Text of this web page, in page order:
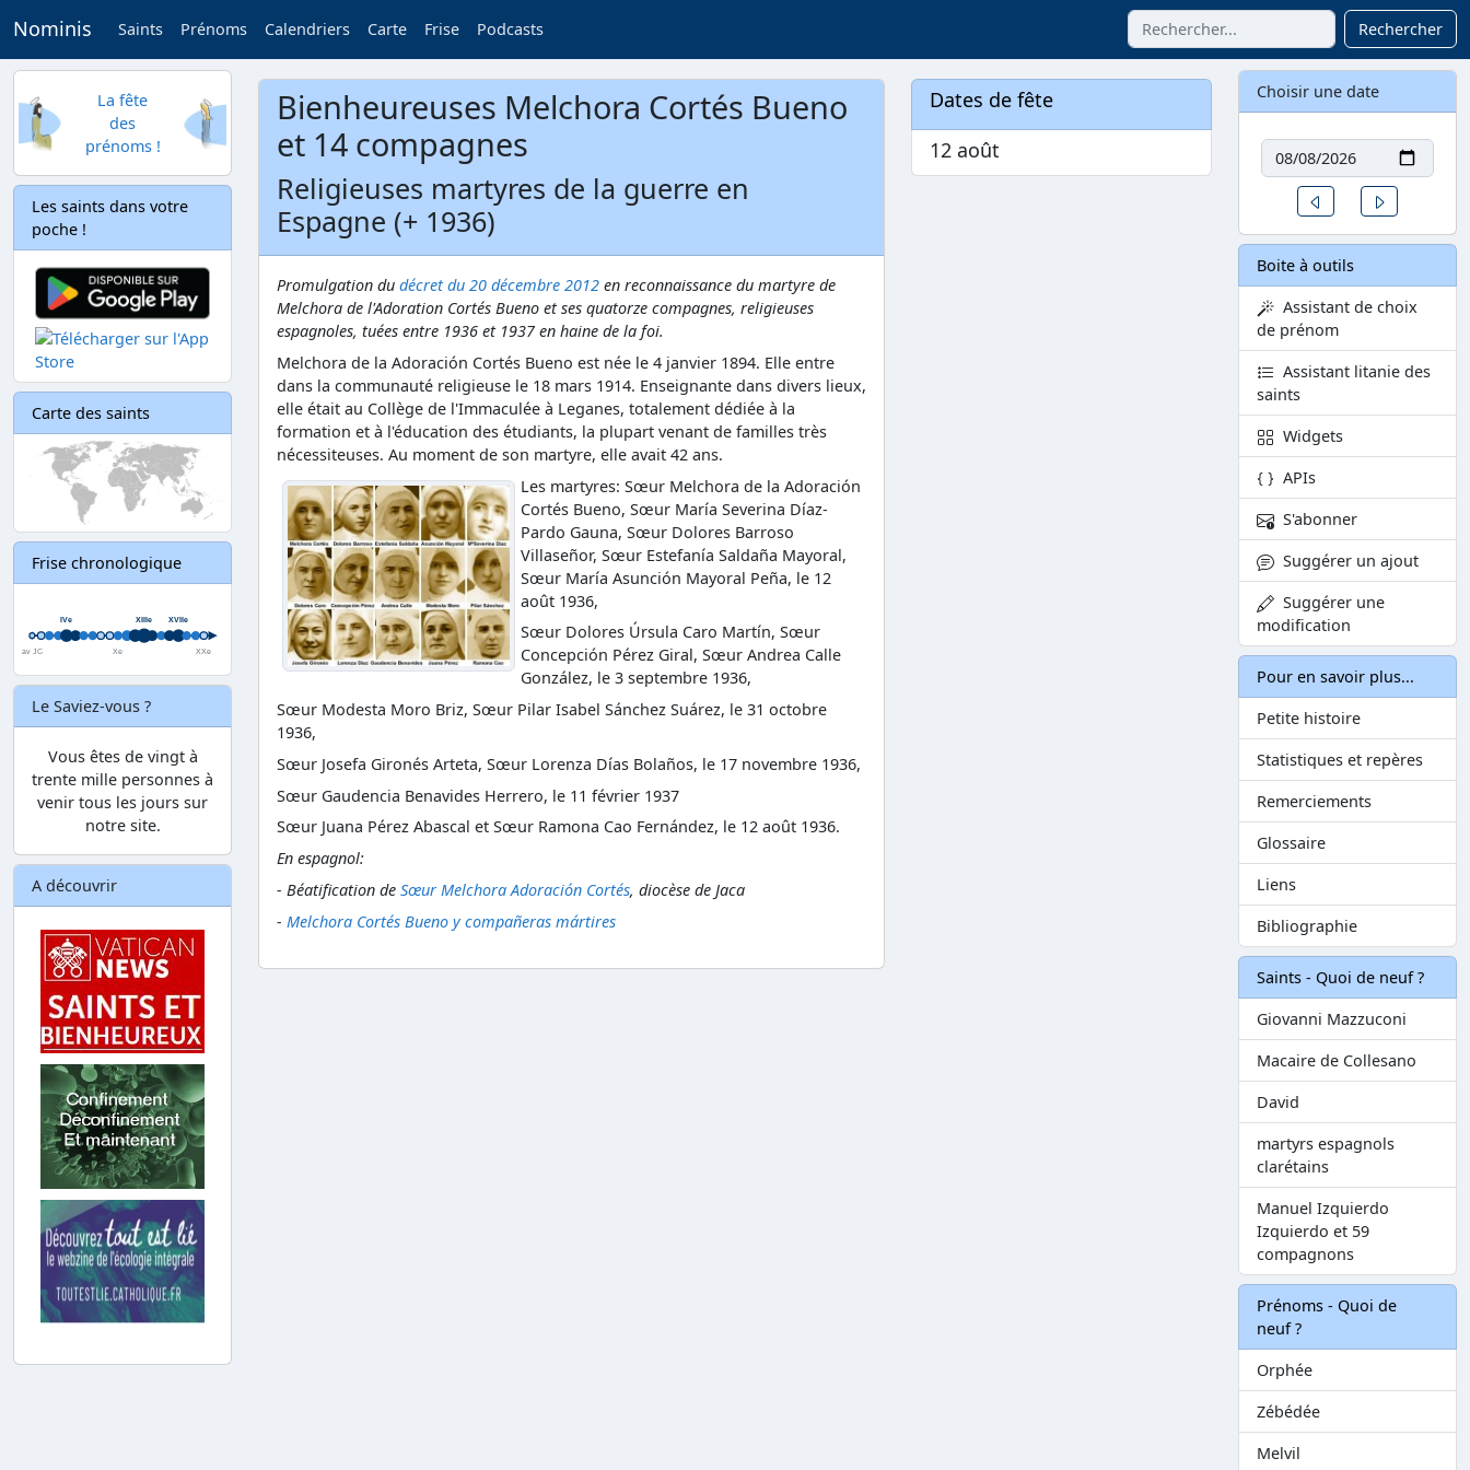
Nominis Saints Prénoms Calendriers Carte Frise Podcasts Rechercher
La fête
des
prénoms !
Les saints dans votre
poche !
Carte des saints
Frise chronologique
Le Saviez-vous ?
Vous êtes de vingt à
trente mille personnes à
venir tous les jours sur
notre site.
A découvrir
Bienheureuses Melchora Cortés Bueno
et 14 compagnes
Religieuses martyres de la guerre en
Espagne (+ 1936)
Promulgation du décret du 20 décembre 2012 en reconnaissance du martyre de
Melchora de l'Adoration Cortés Bueno et ses quatorze compagnes, religieuses
espagnoles, tuées entre 1936 et 1937 en haine de la foi.
Melchora de la Adoración Cortés Bueno est née le 4 janvier 1894. Elle entre
dans la communauté religieuse le 18 mars 1914. Enseignante dans divers lieux,
elle était au Collège de l'Immaculée à Leganes, totalement dédiée à la
formation et à l'éducation des étudiants, la plupart venant de familles très
nécessiteuses. Au moment de son martyre, elle avait 42 ans.
Les martyres: Sœur Melchora de la Adoración
Cortés Bueno, Sœur María Severina Díaz-
Pardo Gauna, Sœur Dolores Barroso
Villaseñor, Sœur Estefanía Saldaña Mayoral,
Sœur María Asunción Mayoral Peña, le 12
août 1936,
Sœur Dolores Úrsula Caro Martín, Sœur
Concepción Pérez Giral, Sœur Andrea Calle
González, le 3 septembre 1936,
Sœur Modesta Moro Briz, Sœur Pilar Isabel Sánchez Suárez, le 31 octobre
1936,
Sœur Josefa Gironés Arteta, Sœur Lorenza Días Bolaños, le 17 novembre 1936,
Sœur Gaudencia Benavides Herrero, le 11 février 1937
Sœur Juana Pérez Abascal et Sœur Ramona Cao Fernández, le 12 août 1936.
En espagnol:
- Béatification de Sœur Melchora Adoración Cortés, diocèse de Jaca
- Melchora Cortés Bueno y compañeras mártires
Dates de fête
12 août
Choisir une date
Date
Un jour avant
Boite à outils
Assistant de choix
de prénom
Assistant litanie des
saints
Widgets
APIs
S'abonner
Suggérer un ajout
Suggérer une
modification
Pour en savoir plus...
Petite histoire
Statistiques et repères
Remerciements
Glossaire
Liens
Bibliographie
Saints - Quoi de neuf ?
Giovanni Mazzuconi
Macaire de Collesano
David
martyrs espagnols
clarétains
Manuel Izquierdo
Izquierdo et 59
compagnons
Prénoms - Quoi de
neuf ?
Orphée
Zébédée
Melvil